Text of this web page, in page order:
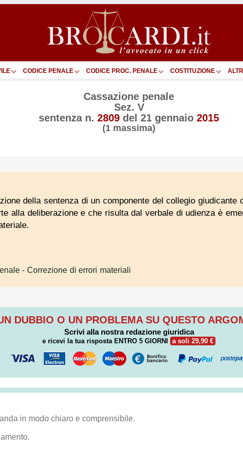
CODICE PENALE CODICE PROC. PENALE COSTITUZIONE ALTRI
Cassazione penale
Sez. V
sentenza n. 2809 del 21 gennaio 2015
(1 massima)
della sentenza di un componente del collegio giudicante
alla deliberazione e che risulta dal verbale di udienza è
- Correzione di errori materiali
DUBBIO O UN PROBLEMA SU QUESTO
Scrivi alla nostra redazione giuridica
e ricevi la tua risposta ENTRO 5 GIORNI a soli 29,90 €